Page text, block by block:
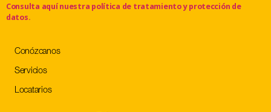
Consulta aquí nuestra política de tratamiento y protección de
datos.
Conózcanos
Servicios
Locatarios